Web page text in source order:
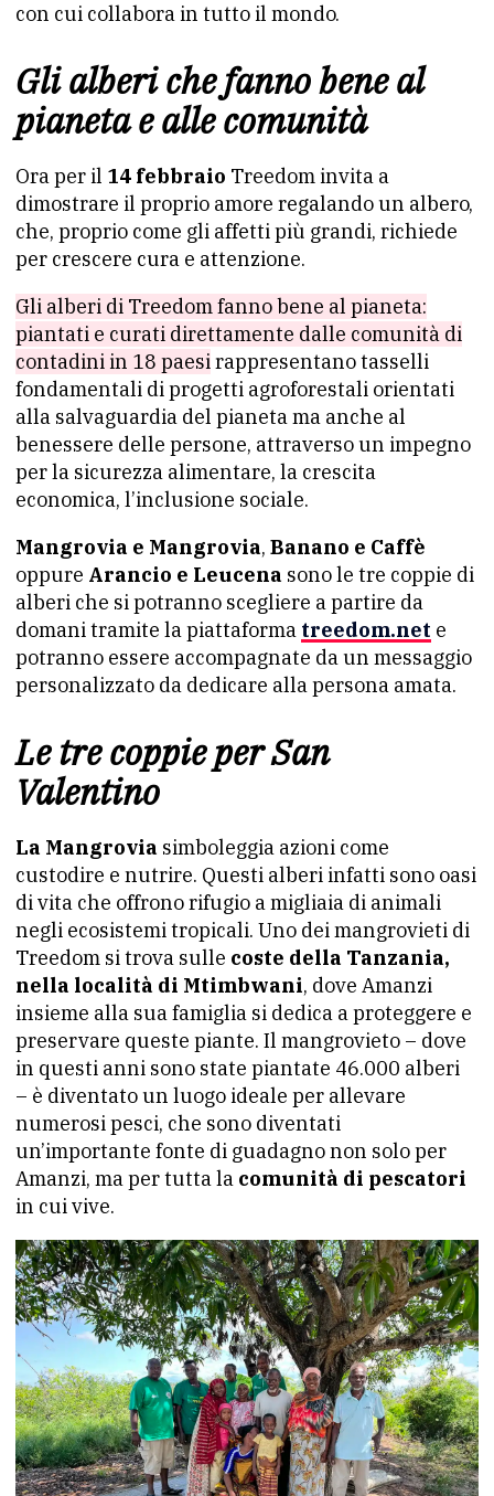
con cui collabora in tutto il mondo.
Gli alberi che fanno bene al
pianeta e alle comunità
Ora per il 14 febbraio Treedom invita a
dimostrare il proprio amore regalando un albero,
che, proprio come gli affetti più grandi, richiede
per crescere cura e attenzione.
Gli alberi di Treedom fanno bene al pianeta:
piantati e curati direttamente dalle comunità di
contadini in 18 paesirappresentano tasselli
fondamentali di progetti agroforestali orientati
alla salvaguardia del pianeta ma anche al
benessere delle persone, attraverso un impegno
per la sicurezza alimentare, la crescita
economica, l’inclusione sociale.
Mangrovia e Mangrovia, Banano e Caffè
oppure Arancio e Leucena sono le tre coppie di
alberi che si potranno scegliere a partire da
domani tramite la piattaforma treedom.net e
potranno essere accompagnate da un messaggio
personalizzato da dedicare alla persona amata.
Le tre coppie per San
Valentino
La Mangrovia simboleggia azioni come
custodire e nutrire. Questi alberi infatti sono oasi
di vita che offrono rifugio a migliaia di animali
negli ecosistemi tropicali. Uno dei mangrovieti di
Treedom si trova sulle coste della Tanzania,
nella località di Mtimbwani, dove Amanzi
insieme alla sua famiglia si dedica a proteggere e
preservare queste piante. Il mangrovieto – dove
in questi anni sono state piantate 46.000 alberi
– è diventato un luogo ideale per allevare
numerosi pesci, che sono diventati
un’importante fonte di guadagno non solo per
Amanzi, ma per tutta la comunità di pescatori
in cui vive.